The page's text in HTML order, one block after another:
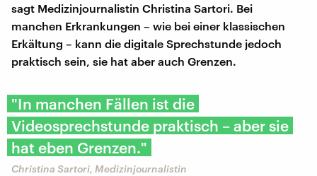
sagt Medizinjournalistin Christina Sartori. Bei
manchen Erkrankungen – wie bei einer klassischen
Erkältung – kann die digitale Sprechstunde jedoch
praktisch sein, sie hat aber auch Grenzen.
"In manchen Fällen ist die
Videosprechstunde praktisch – aber sie
hat eben Grenzen."
Christina Sartori, Medizinjournalistin